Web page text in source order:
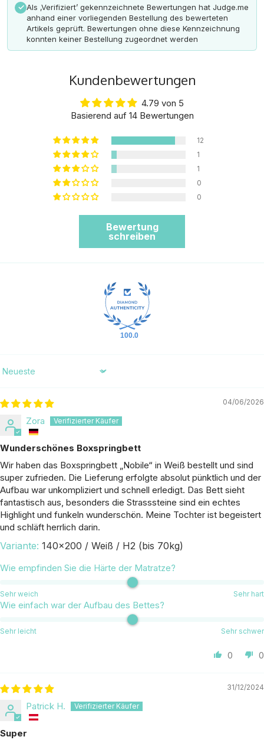
✓ Als ‚Verifiziert’ gekennzeichnete Bewertungen hat Judge.me
anhand einer vorliegenden Bestellung des bewerteten
Artikels geprüft. Bewertungen ohne diese Kennzeichnung
konnten keiner Bestellung zugeordnet werden
Kundenbewertungen
4.79 von 5
Basierend auf 14 Bewertungen
12
1
1
0
0
Bewertung
schreiben
100.0
Sort by
04/06/2026
Zora
Wunderschönes Boxspringbett
Wir haben das Boxspringbett „Nobile“ in Weiß bestellt und sind
super zufrieden. Die Lieferung erfolgte absolut pünktlich und der
Aufbau war unkompliziert und schnell erledigt. Das Bett sieht
fantastisch aus, besonders die Strasssteine sind ein echtes
Highlight und funkeln wunderschön. Meine Tochter ist begeistert
und schläft herrlich darin.
140x200 / Weiß / H2 (bis 70kg)
Wie empfinden Sie die Härte der Matratze?
Sehr weich Sehr hart
Wie einfach war der Aufbau des Bettes?
Sehr leicht Sehr schwer
0 0
31/12/2024
Patrick H.
Super